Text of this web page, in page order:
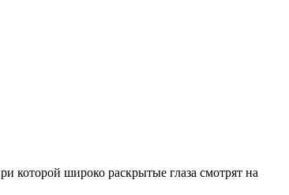
которой широко раскрытые глаза смотрят на